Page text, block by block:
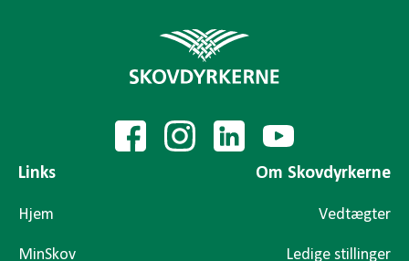
Links
Hjem
MinSkov
Om Skovdyrkerne
Vedtægter
Ledige stillinger